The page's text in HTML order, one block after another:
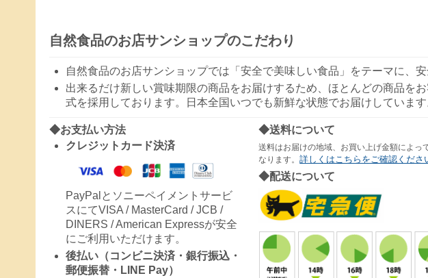
自然食品のお店サンショップのこだわり
自然食品のお店サンショップでは「安全で美味しい食品」をテーマに、
出来るだけ新しい賞味期限の商品をお届けするため、ほとんどの商品を
式を採用しております。日本全国いつでも新鮮な状態でお届けしています
◆お支払い方法
クレジットカード決済
PayPalとソニーペイメントサービ
スにてVISA / MasterCard / JCB /
DINERS / American Expressが安全
にご利用いただけます。
後払い（コンビニ決済・銀行振込・
郵便振替・LINE Pay）
◆送料について
送料はお届けの地域、お買い上げ金額によっ
なります。詳しくはこちらをご確認くださ
◆配送について